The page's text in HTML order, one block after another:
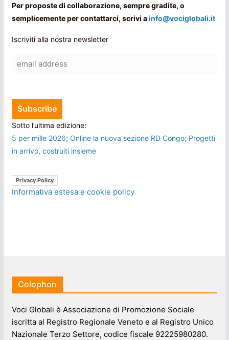
Per proposte di collaborazione, sempre gradite, o
semplicemente per contattarci, scrivi ainfo@vociglobali.it
Iscriviti alla nostra newsletter
Sotto l’ultima edizione:
5 per mille 2026; Online la nuova sezione RD Congo; Progetti
in arrivo, costruiti insieme
Privacy Policy
Informativa estesa e cookie policy
Colophon
Voci Globali è Associazione di Promozione Sociale
iscritta al Registro Regionale Veneto e al Registro Unico
Nazionale Terzo Settore, codice fiscale 92225980280.